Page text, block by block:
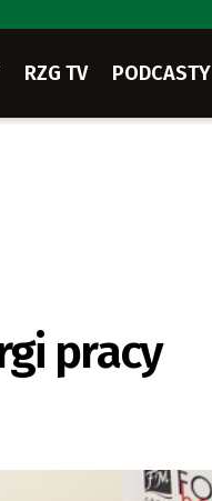
RZG TV PODCASTY
pracy